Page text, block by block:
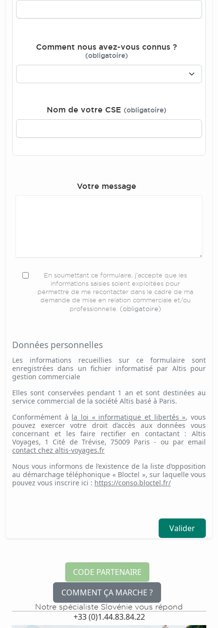
Comment nous avez-vous connus ?
(obligatoire)
Nom de votre CSE (obligatoire)
Votre message
En soumettant ce formulaire, j'accepte que les
informations saisies soient exploitées pour
permettre de me recontacter dans le cadre de ma
demande de mise en relation commerciale et/ou
professionnelle.
(obligatoire)
Données personnelles
Les informations recueillies sur ce formulaire sont
enregistrées dans un fichier informatisé par Altis pour
gestion commerciale
Elles sont conservées pendant 1 an et sont destinées au
service commercial de la société Altis basé à Paris.
Conformément à la loi « informatique et libertés », vous
pouvez exercer votre droit d’accès aux données vous
concernant et les faire rectifier en contactant : Altis
Voyages, 1 Cité de Trévise, 75009 Paris - ou par email
contact chez altis-voyages.fr
Nous vous informons de l’existence de la liste d’opposition
au démarchage téléphonique « Bloctel », sur laquelle vous
pouvez vous inscrire ici : https://conso.bloctel.fr/
Valider
CODE PARTENAIRE
COMMENT ÇA MARCHE ?
Notre spécialiste Slovénie vous répond
+33 (0)1.44.83.84.22